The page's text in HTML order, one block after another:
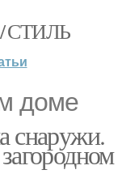
СТИЛЬ
доме
снаружи.